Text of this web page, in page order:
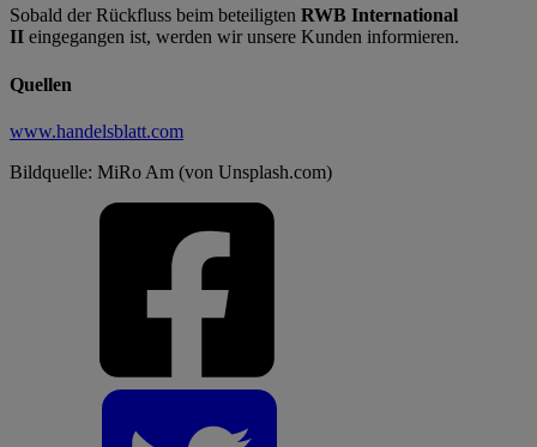
Sobald der Rückfluss beim beteiligten RWB International
II eingegangen ist, werden wir unsere Kunden informieren.
Quellen
www.handelsblatt.com
Bildquelle: MiRo Am (von Unsplash.com)